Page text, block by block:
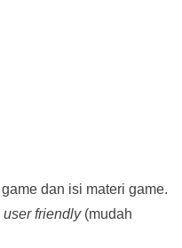
game dan isi materi game.
user friendly(mudah